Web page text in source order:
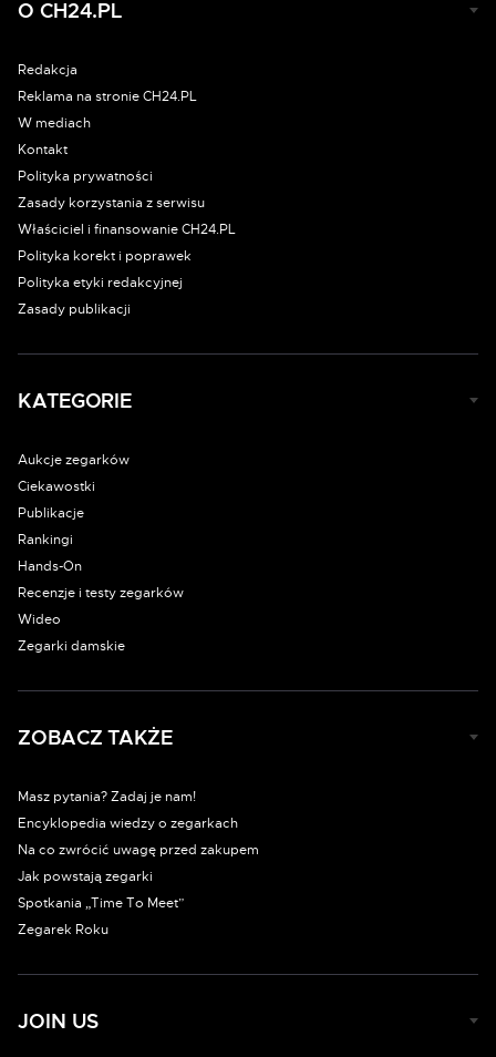
O CH24.PL
Redakcja
Reklama na stronie CH24.PL
W mediach
Kontakt
Polityka prywatności
Zasady korzystania z serwisu
Właściciel i finansowanie CH24.PL
Polityka korekt i poprawek
Polityka etyki redakcyjnej
Zasady publikacji
KATEGORIE
Aukcje zegarków
Ciekawostki
Publikacje
Rankingi
Hands-On
Recenzje i testy zegarków
Wideo
Zegarki damskie
ZOBACZ TAKŻE
Masz pytania? Zadaj je nam!
Encyklopedia wiedzy o zegarkach
Na co zwrócić uwagę przed zakupem
Jak powstają zegarki
Spotkania „Time To Meet”
Zegarek Roku
JOIN US